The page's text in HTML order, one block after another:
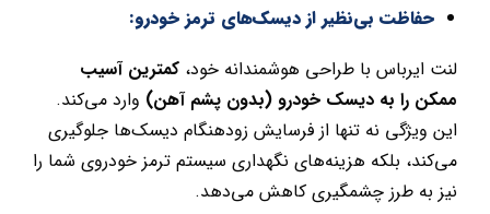
حفاظت بی‌نظیر از دیسک‌های ترمز خودرو:
لنت ایرباس با طراحی هوشمندانه خود،کمترین آسیب
ممکن را به دیسک خودرو (بدون پشم آهن)وارد می‌کند.
این ویژگی نه تنها از فرسایش زودهنگام دیسک‌ها جلوگیری
می‌کند، بلکه هزینه‌های نگهداری سیستم ترمز خودروی شما را
نیز به طرز چشمگیری کاهش می‌دهد.